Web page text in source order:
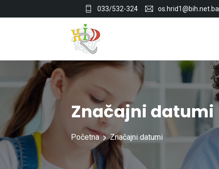
033/532-324 os.hrid1@bih.net.ba
Značajni datumi
Početna Značajni datumi